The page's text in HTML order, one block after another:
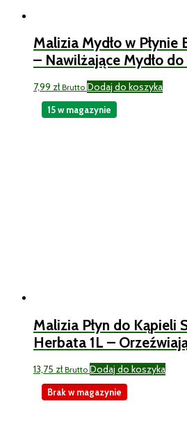
Malizia Mydło w
– Nawilżające Mydło do
7,99 zł Brutto Dodaj do koszyka
Malizia Płyn do Kąpieli
Herbata 1L –
13,75 zł Brutto Dodaj do koszyka
15 w magazynie
Brak w magazynie